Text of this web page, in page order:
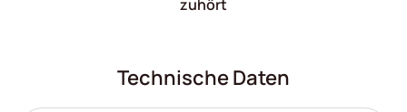
zuhört
Technische Daten